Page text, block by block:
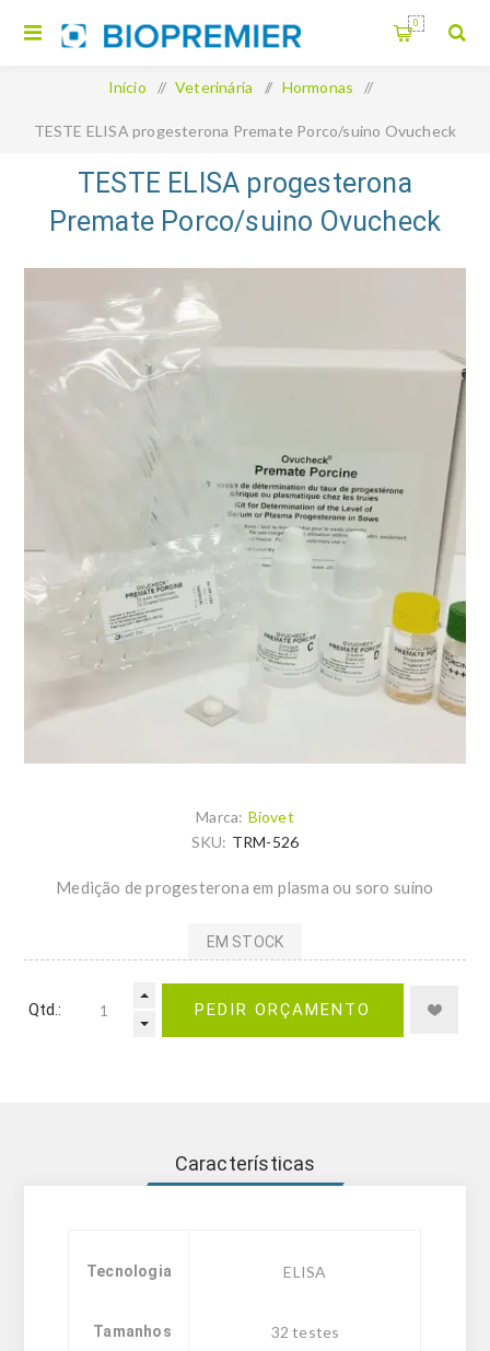
0
Início / Veterinária / Hormonas /
TESTE ELISA progesterona Premate Porco/suino Ovucheck
TESTE ELISA progesterona
Premate Porco/suino Ovucheck
Marca: Biovet
SKU: TRM-526
Medição de progesterona em plasma ou soro suíno
EM STOCK
Qtd.: PEDIR ORÇAMENTO
Características
Tecnologia ELISA
Tamanhos 32 testes